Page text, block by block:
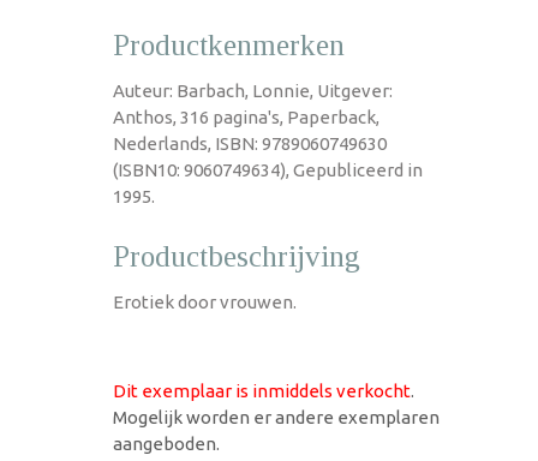
Productkenmerken
Auteur: Barbach, Lonnie, Uitgever:
Anthos, 316 pagina's, Paperback,
Nederlands, ISBN: 9789060749630
(ISBN10: 9060749634), Gepubliceerd in
1995.
Productbeschrijving
Erotiek door vrouwen.
Dit exemplaar is inmiddels verkocht.
Mogelijk worden er andere exemplaren
aangeboden.